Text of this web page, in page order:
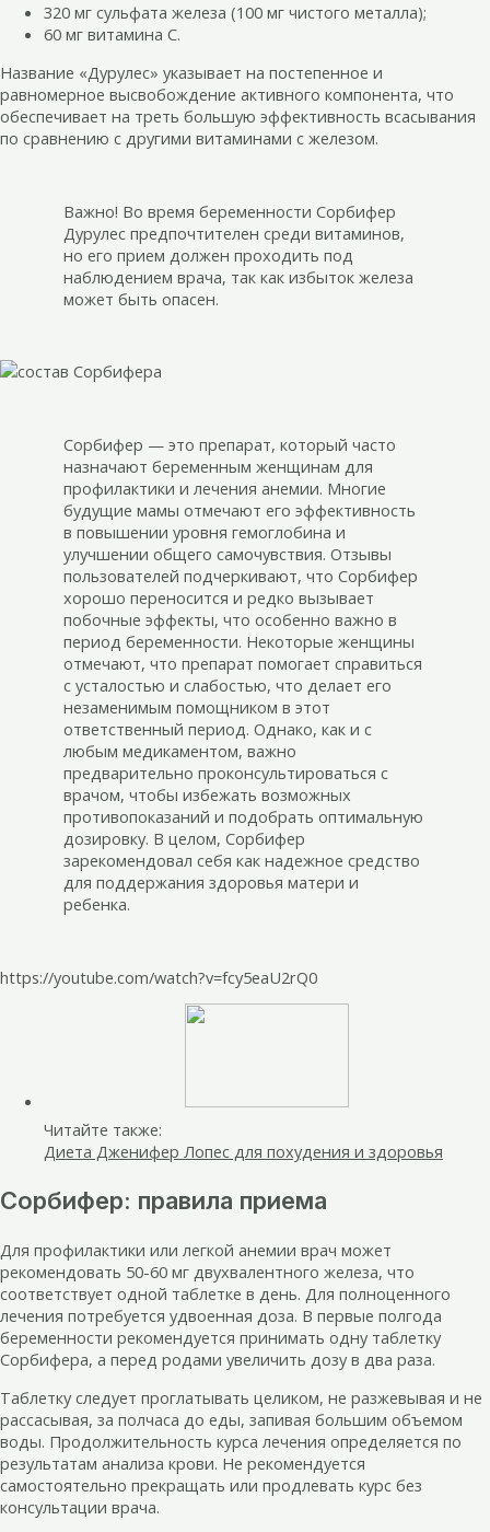
320 мг сульфата железа (100 мг чистого металла);
60 мг витамина С.
Название «Дурулес» указывает на постепенное и
равномерное высвобождение активного компонента, что
обеспечивает на треть большую эффективность всасывания
по сравнению с другими витаминами с железом.
Важно! Во время беременности Сорбифер
Дурулес предпочтителен среди витаминов,
но его прием должен проходить под
наблюдением врача, так как избыток железа
может быть опасен.
Сорбифер — это препарат, который часто
назначают беременным женщинам для
профилактики и лечения анемии. Многие
будущие мамы отмечают его эффективность
в повышении уровня гемоглобина и
улучшении общего самочувствия. Отзывы
пользователей подчеркивают, что Сорбифер
хорошо переносится и редко вызывает
побочные эффекты, что особенно важно в
период беременности. Некоторые женщины
отмечают, что препарат помогает справиться
с усталостью и слабостью, что делает его
незаменимым помощником в этот
ответственный период. Однако, как и с
любым медикаментом, важно
предварительно проконсультироваться с
врачом, чтобы избежать возможных
противопоказаний и подобрать оптимальную
дозировку. В целом, Сорбифер
зарекомендовал себя как надежное средство
для поддержания здоровья матери и
ребенка.
https://youtube.com/watch?v=fcy5eaU2rQ0
Читайте также:
Диета Дженифер Лопес для похудения и здоровья
Сорбифер: правила приема
Для профилактики или легкой анемии врач может
рекомендовать 50-60 мг двухвалентного железа, что
соответствует одной таблетке в день. Для полноценного
лечения потребуется удвоенная доза. В первые полгода
беременности рекомендуется принимать одну таблетку
Сорбифера, а перед родами увеличить дозу в два раза.
Таблетку следует проглатывать целиком, не разжевывая и не
рассасывая, за полчаса до еды, запивая большим объемом
воды. Продолжительность курса лечения определяется по
результатам анализа крови. Не рекомендуется
самостоятельно прекращать или продлевать курс без
консультации врача.